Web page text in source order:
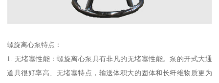
螺旋离心泵特点：
1. 无堵塞性能：螺旋离心泵具有非凡的无堵塞性能。泵的开式大通
道具很好率高、无堵塞特点，输送体积大的固体和长纤维物质更为